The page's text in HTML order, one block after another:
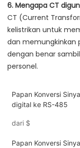
6. Mengapa CT
CT (Current
kelistrikan untuk
dan memungkinkan
dengan benar
personel.
Papan Konversi
digital ke RS-485
dari $
Papan Konversi